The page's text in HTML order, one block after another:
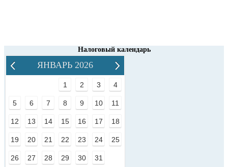
Налоговый календарь
ЯНВАРЬ 2026
1 2 3 4
5 6 7 8 9 10 11
12 13 14 15 16 17 18
19 20 21 22 23 24 25
26 27 28 29 30 31